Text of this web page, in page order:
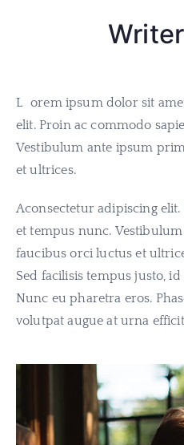
L orem ipsum dolor sit
elit. Proin ac commodo
Vestibulum ante ipsum
et ultrices.
Aconsectetur adipiscing
et tempus nunc.
faucibus orci luctus et
Sed facilisis tempus justo,
Nunc eu pharetra eros.
volutpat augue at urna